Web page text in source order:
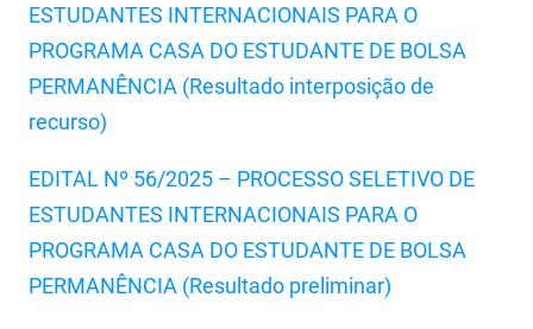
PBGÁS
PBPREV
ESTUDANTES INTERNACIONAIS PARA O
PROGRAMA CASA DO ESTUDANTE DE BOLSA
PERMANÊNCIA (Resultado interposição de
recurso)
EDITAL Nº 56/2025 – PROCESSO SELETIVO DE
ESTUDANTES INTERNACIONAIS PARA O
PROGRAMA CASA DO ESTUDANTE DE BOLSA
PERMANÊNCIA (Resultado preliminar)